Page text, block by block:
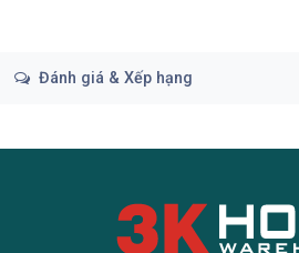
Đánh giá & Xếp hạng